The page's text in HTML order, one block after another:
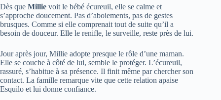
Dès que Millie voit le bébé écureuil, elle se calme et
s’approche doucement. Pas d’aboiements, pas de gestes
brusques. Comme si elle comprenait tout de suite qu’il a
besoin de douceur. Elle le renifle, le surveille, reste près de lui.
Jour après jour, Millie adopte presque le rôle d’une maman.
Elle se couche à côté de lui, semble le protéger. L’écureuil,
rassuré, s’habitue à sa présence. Il finit même par chercher son
contact. La famille remarque vite que cette relation apaise
Esquilo et lui donne confiance.